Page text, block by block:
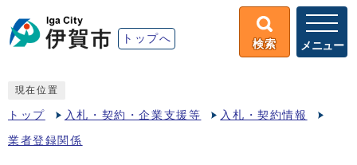
トップへ 検索 メニュー
現在位置
トップ 入札・契約・企業支援等 入札・契約情報
業者登録関係